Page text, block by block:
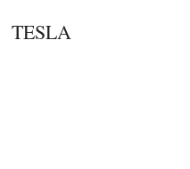
TESLA